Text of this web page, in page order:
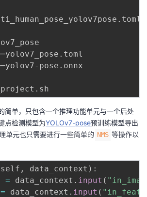
pose.onnx
简单，只包含一个推理功能单元与一个后处
点检测模型为YOLOv7-pose预训练模型导出
单元也只需要进行一些简单的 NMS 等操作以
self , data_context ) :
= data_context . input (
= data_context . input ( "in_feat"